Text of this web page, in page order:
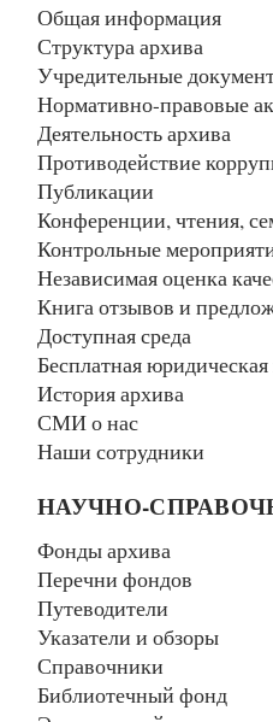
Общая информация
Структура архива
Учредительные
Нормативно-правовые
Деятельность архива
Противодействие
Публикации
Конференции, чтения,
Контрольные
Независимая оценка
Книга отзывов и
Доступная среда
Бесплатная
История архива
СМИ о нас
Наши сотрудники
НАУЧНО-
Фонды архива
Перечни фондов
Путеводители
Указатели и обзоры
Справочники
Библиотечный фонд